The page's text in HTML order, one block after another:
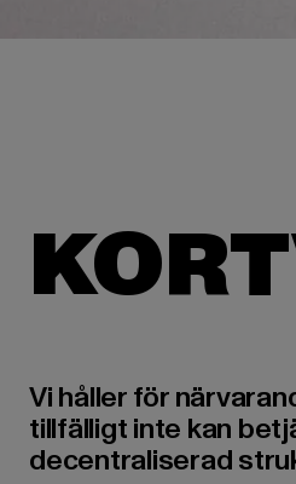
Vi håller för
tillfälligt inte kan
decentraliserad